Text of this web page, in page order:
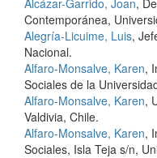
Contemporánea,
Alegría-Licuime, Luis,
Nacional.
Alfaro-Monsalve, Karen,
Sociales de la
Alfaro-Monsalve, Karen,
Valdivia, Chile.
Alfaro-Monsalve, Karen,
Sociales, Isla Teja s/n,